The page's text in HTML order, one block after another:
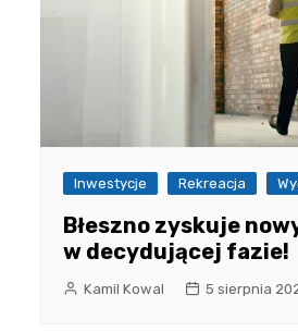
Inwestycje Rekreacja
Błeszno zyskuje
w decydującej fazie!
Kamil Kowal 5 sierpnia